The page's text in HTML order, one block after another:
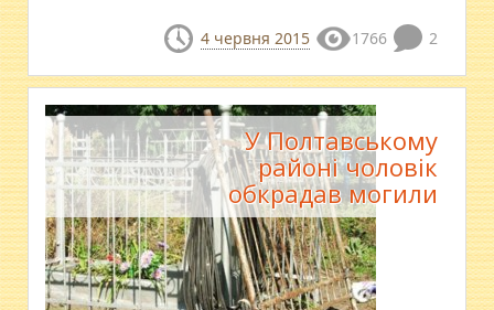
4 червня 2015 1766 2
У Полтавському
районі чоловік
обкрадав могили